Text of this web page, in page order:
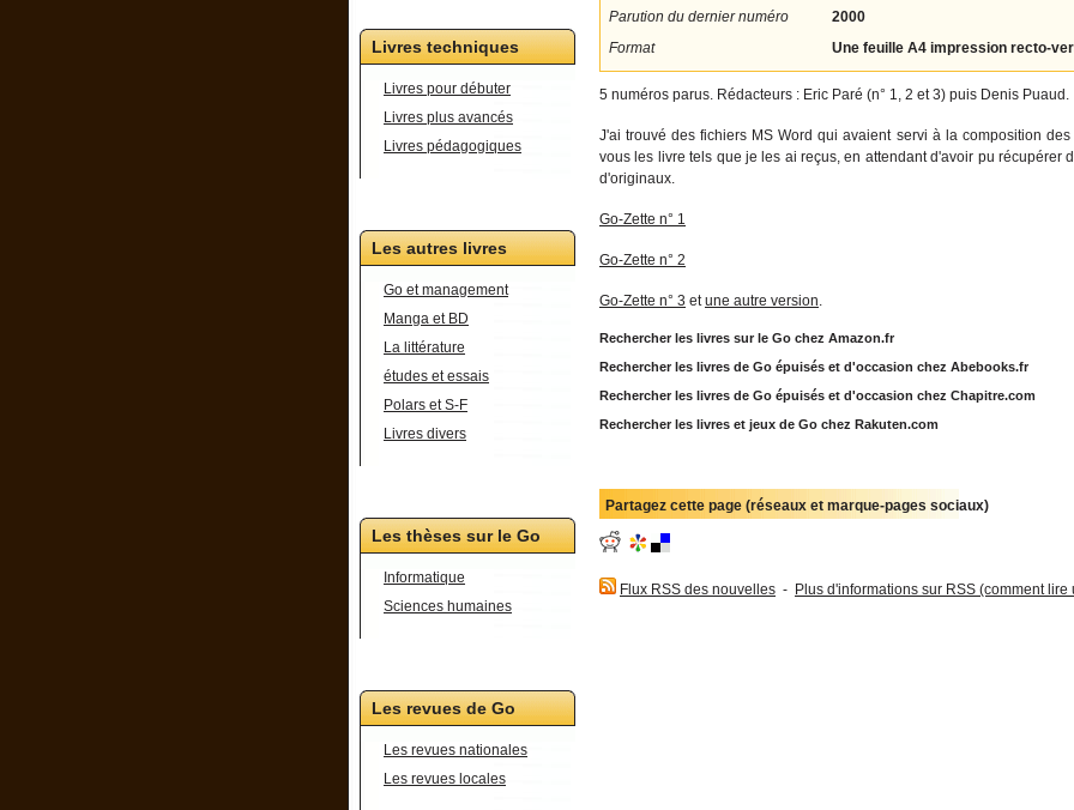
Livres techniques
Livres pour débuter
Livres plus avancés
Livres pédagogiques
Les autres livres
Go et management
Manga et BD
La littérature
études et essais
Polars et S-F
Livres divers
Les thèses sur le Go
Informatique
Sciences humaines
Les revues de Go
Les revues nationales
Les revues locales
Parution du dernier numéro
2000
Format
Une feuille A4 impression recto-
5 numéros parus. Rédacteurs : Eric Paré (n° 1, 2 et 3) puis Denis Puaud.
J'ai trouvé des fichiers MS Word qui avaient servi à la composition
vous les livre tels que je les ai reçus, en attendant d'avoir pu récupérer
d'originaux.
Go-Zette n° 1
Go-Zette n° 2
Go-Zette n° 3 etune autre version.
Rechercher les livres sur le Go chez Amazon.fr
Rechercher les livres de Go épuisés et d'occasion chez Abebooks.fr
Rechercher les livres de Go épuisés et d'occasion chez Chapitre.com
Rechercher les livres et jeux de Go chez Rakuten.com
Partagez cette page (réseaux et marque-pages sociaux)
Flux RSS des nouvelles - Plus d'informations sur RSS (comment lire